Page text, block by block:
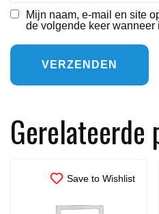
Mijn naam, e-mail en site
de volgende keer wanneer
Gerelateerde
Save to Wishlist